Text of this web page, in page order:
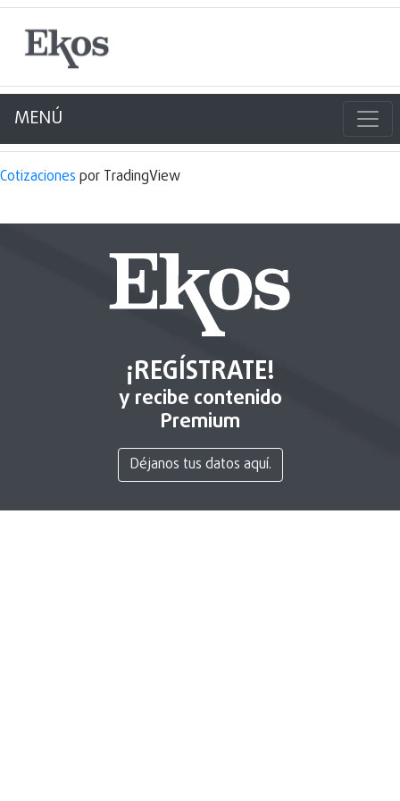
MENÚ
Cotizaciones por TradingView
¡REGÍSTRATE!
y recibe contenido
Premium
Déjanos tus datos aquí.